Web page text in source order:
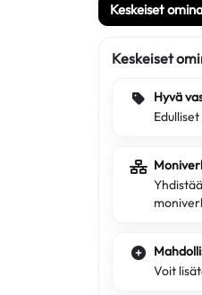
Keskeiset
Keskeiset
Hyvä
Voit